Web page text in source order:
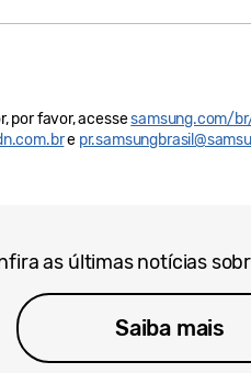
por favor, acessesamsung.com/
e
as últimas notícias
Saiba mais